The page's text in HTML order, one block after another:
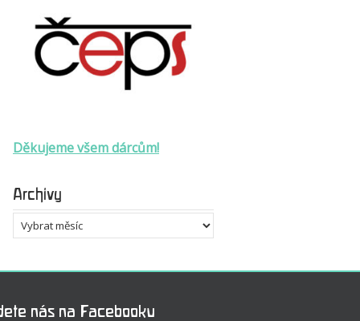
Děkujeme všem dárcům!
Archivy
Archivy
nás na Facebooku